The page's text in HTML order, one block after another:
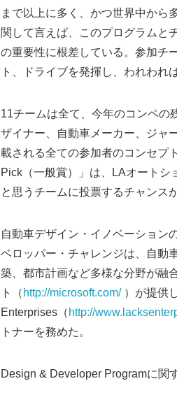
まで以上に多く、かつ世界中から
関して言えば、このプログラムと
の重要性に根差している。参加チ
ト、ドライブを発揮し、われわれ
11チームは全て、今年のコンペの
ザイナー、自動車メーカー、ジャ
載される全ての参加者のコンセプ
Pick（一般賞）」は、LAオートシ
と思うチームに投票するチャンス
自動車デザイン・イノベーション
ベロッパー・チャレンジは、自動
築、都市計画など多様な分野が融
ト（ http://microsoft.com/）が提供
Enterprises（ http://
トナーを務めた。
Design & Developer Programに関